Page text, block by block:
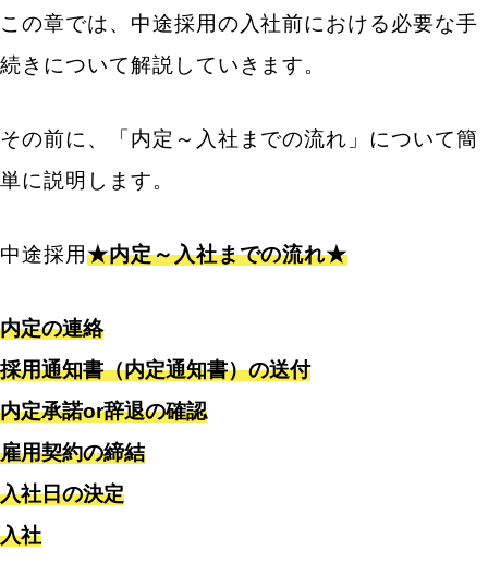
採用通知書(内定通知書)
労働者名簿・賃金台帳・出勤簿などの必要書類
用PCなどの備品準備
入社時に準備する備品
事前に入社決定時に依頼した必要書類の回収
入社後に回収する必要書類の一覧
就業規則・社内ルールについて
経費・交通費の登録
中途採用の入社手続き★採用後早めに行うべきこと
この章では、中途採用の入社前における必要な手
続きについて解説していきます。
その前に、「内定～入社までの流れ」について簡
単に説明します。
中途採用★内定～入社までの流れ★
内定の連絡
採用通知書（内定通知書）の送付
内定承諾or辞退の確認
雇用契約の締結
入社日の決定
入社